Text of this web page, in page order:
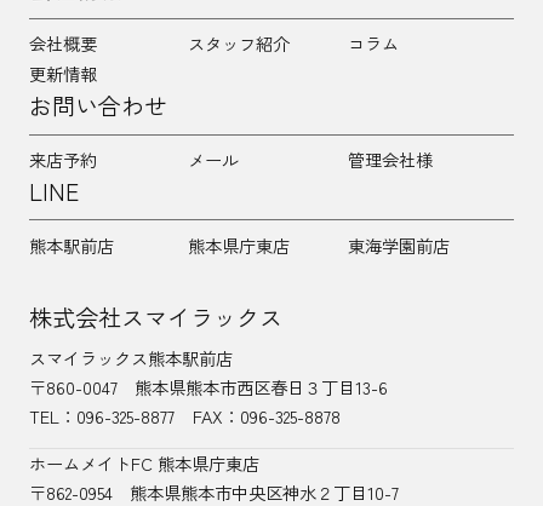
会社概要 スタッフ紹介
コラム
更新情報
お問い合わせ
来店予約 メール 管理会社様
LINE
熊本駅前店 熊本県庁東店 東海学園前店
株式会社スマイラックス
スマイラックス熊本駅前店
〒860-0047
熊本県熊本市西区春日３丁目13-6
TEL： 096-325-8877
FAX：096-325-8878
ホームメイトFC 熊本県庁東店
〒862-0954
熊本県熊本市中央区神水２丁目10-7